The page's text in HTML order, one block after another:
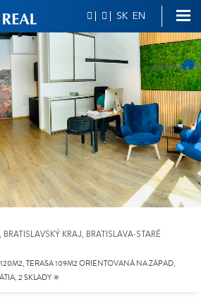
SK EN
KRAJ, BRATISLAVA-STARÉ
TERASA 109M2 ORIENTOVANÁ NA ZÁPAD,
2 SKLADY ✳️